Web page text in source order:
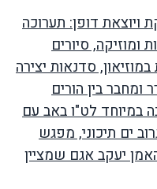
ויוצאת דופן: תערוכה
ומוזיקה, סיורים
סדנאות יצירה
בין הורים
במיוחד לט"ו באב עם
ים תיכוני, מפגש
יעקב אגם שמציין